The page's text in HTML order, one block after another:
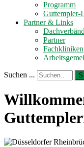
Programm
Guttempler-
Partner & Links
Partner
Fachkliniken
Suchen ... S